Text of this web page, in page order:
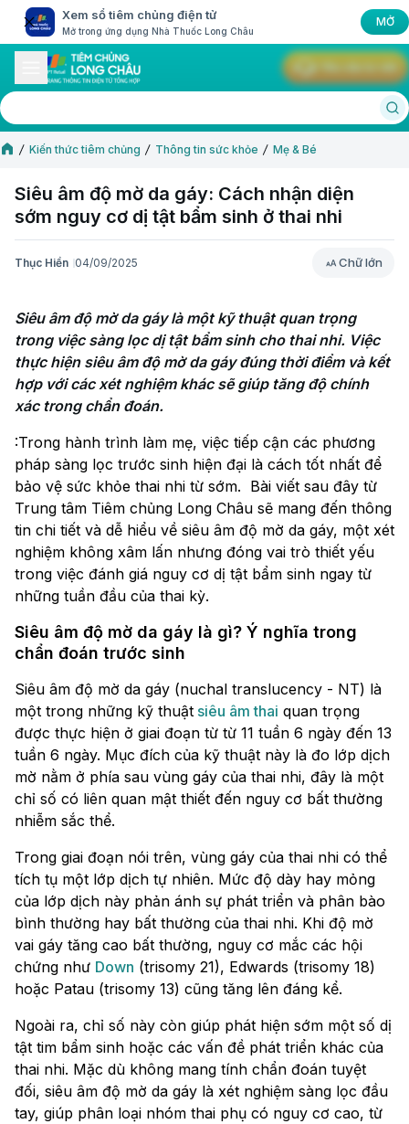
Xem sổ tiêm chủng điện tử
Mở trong ứng dụng Nhà Thuốc Long Châu
MỞ
Kiến thức tiêm chủng Thông tin sức khỏe Mẹ & Bé
Siêu âm độ mờ da gáy: Cách nhận diện
sớm nguy cơ dị tật bẩm sinh ở thai nhi
Thục Hiền 04/09/2025 Chữ lớn
Siêu âm độ mờ da gáy là một kỹ thuật quan trọng
trong việc sàng lọc dị tật bẩm sinh cho thai nhi. Việc
thực hiện siêu âm độ mờ da gáy đúng thời điểm và kết
hợp với các xét nghiệm khác sẽ giúp tăng độ chính
xác trong chẩn đoán.
:Trong hành trình làm mẹ, việc tiếp cận các phương
pháp sàng lọc trước sinh hiện đại là cách tốt nhất để
bảo vệ sức khỏe thai nhi từ sớm. Bài viết sau đây từ
Trung tâm Tiêm chủng Long Châu sẽ mang đến thông
tin chi tiết và dễ hiểu về siêu âm độ mờ da gáy, một xét
nghiệm không xâm lấn nhưng đóng vai trò thiết yếu
trong việc đánh giá nguy cơ dị tật bẩm sinh ngay từ
những tuần đầu của thai kỳ.
Siêu âm độ mờ da gáy là gì? Ý nghĩa trong
chẩn đoán trước sinh
Siêu âm độ mờ da gáy (nuchal translucency - NT) là
một trong những kỹ thuật siêu âm thai quan trọng
được thực hiện ở giai đoạn từ từ 11 tuần 6 ngày đến 13
tuần 6 ngày. Mục đích của kỹ thuật này là đo lớp dịch
mờ nằm ở phía sau vùng gáy của thai nhi, đây là một
chỉ số có liên quan mật thiết đến nguy cơ bất thường
nhiễm sắc thể.
Trong giai đoạn nói trên, vùng gáy của thai nhi có thể
tích tụ một lớp dịch tự nhiên. Mức độ dày hay mỏng
của lớp dịch này phản ánh sự phát triển và phân bào
bình thường hay bất thường của thai nhi. Khi độ mờ
vai gáy tăng cao bất thường, nguy cơ mắc các hội
chứng như Down (trisomy 21), Edwards (trisomy 18)
hoặc Patau (trisomy 13) cũng tăng lên đáng kể.
Ngoài ra, chỉ số này còn giúp phát hiện sớm một số dị
tật tim bẩm sinh hoặc các vấn đề phát triển khác của
thai nhi. Mặc dù không mang tính chẩn đoán tuyệt
đối, siêu âm độ mờ da gáy là xét nghiệm sàng lọc đầu
tay, giúp phân loại nhóm thai phụ có nguy cơ cao, từ